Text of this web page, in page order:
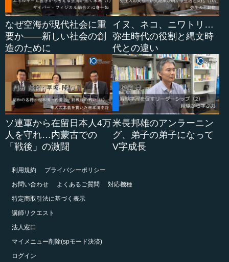
なぜ空海が現代社会に重
要か――新しい社会の創
造のために
イヌ、ネコ、ニワトリ…
弥生時代の役割と縄文時
代との違い
ソ連軍から在留日本人4万
人を守れ…内蒙古での
「戦後」の激闘
米長邦雄のアンラーニン
グ、弟子の弟子になって
V字成長
利用規約
プライバシーポリシー
お問い合わせ
よくあるご質問
対応機種
特定商取引法に基づく表示
講師リクエスト
法人窓口
マイメニュー削除(spモード決済)
ログイン